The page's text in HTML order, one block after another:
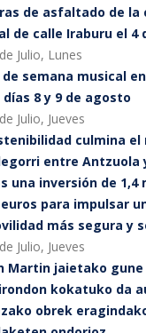
de asfaltado de la
de calle Iraburu el 4
Julio, Lunes
de semana musical
días 8 y 9 de agosto
Julio, Jueves
culmina el
entre Antzuola
una inversión de 1,4
para impulsar
más segura y
Julio, Jueves
Martin jaietako gune
kokatuko da
obrek